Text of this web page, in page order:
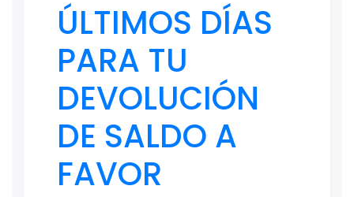
ÚLTIMOS DÍAS
PARA TU
DEVOLUCIÓN
DE SALDO A
FAVOR